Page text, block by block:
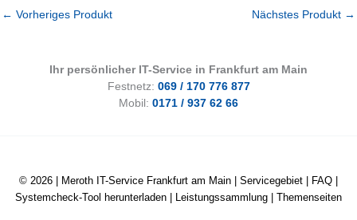
← Vorheriges Produkt Nächstes Produkt →
Ihr persönlicher IT-Service in Frankfurt am Main
Festnetz: 069 / 170 776 877
Mobil: 0171 / 937 62 66
© 2026 | Meroth IT-Service Frankfurt am Main Servicegebiet FAQ
Systemcheck-Tool herunterladen
Leistungssammlung Themenseiten